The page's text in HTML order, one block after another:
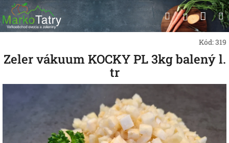
Prejsť
na
obsah
Hľadať
Kód:319
Zeler vákuum KOCKY PL 3kg balený l.
tr